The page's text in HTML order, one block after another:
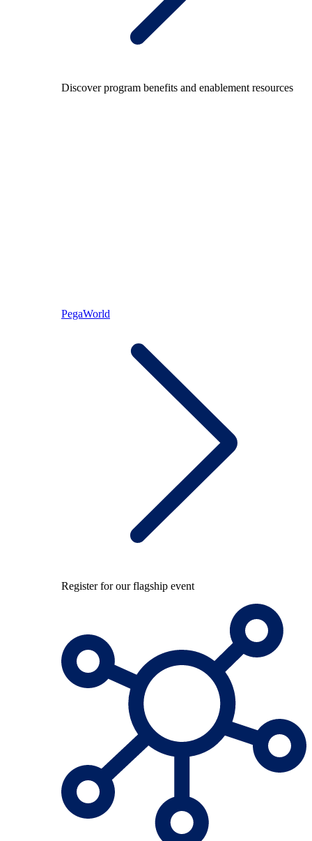
Discover program benefits and enablement resources
PegaWorld
Register for our flagship event